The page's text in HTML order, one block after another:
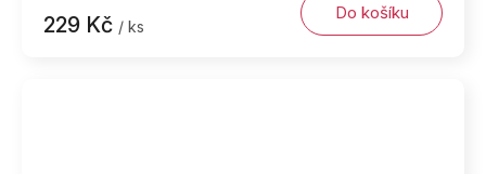
229 Kč / ks
Do košíku